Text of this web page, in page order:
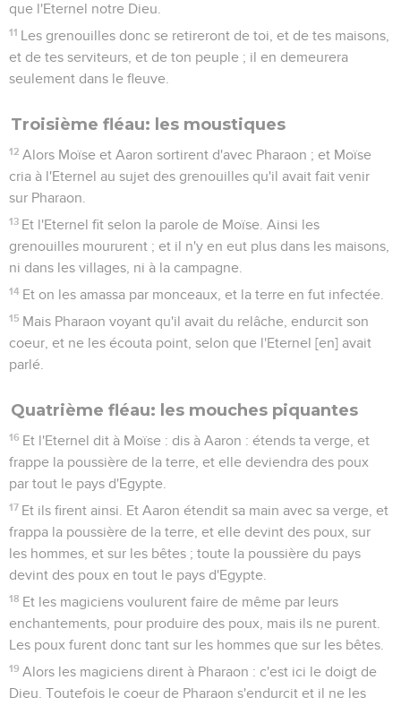
que l'Eternel notre Dieu.
11 Les grenouilles donc se retireront de toi, et de tes maisons,
et de tes serviteurs, et de ton peuple ; il en demeurera
seulement dans le fleuve.
Troisième fléau: les moustiques
12 Alors Moïse et Aaron sortirent d'avec Pharaon ; et Moïse
cria à l'Eternel au sujet des grenouilles qu'il avait fait venir
sur Pharaon.
13 Et l'Eternel fit selon la parole de Moïse. Ainsi les
grenouilles moururent ; et il n'y en eut plus dans les maisons,
ni dans les villages, ni à la campagne.
14 Et on les amassa par monceaux, et la terre en fut infectée.
15 Mais Pharaon voyant qu'il avait du relâche, endurcit son
coeur, et ne les écouta point, selon que l'Eternel [en] avait
parlé.
Quatrième fléau: les mouches piquantes
16 Et l'Eternel dit à Moïse : dis à Aaron : étends ta verge, et
frappe la poussière de la terre, et elle deviendra des poux
par tout le pays d'Egypte.
17 Et ils firent ainsi. Et Aaron étendit sa main avec sa verge, et
frappa la poussière de la terre, et elle devint des poux, sur
les hommes, et sur les bêtes ; toute la poussière du pays
devint des poux en tout le pays d'Egypte.
18 Et les magiciens voulurent faire de même par leurs
enchantements, pour produire des poux, mais ils ne purent.
Les poux furent donc tant sur les hommes que sur les bêtes.
19 Alors les magiciens dirent à Pharaon : c'est ici le doigt de
Dieu. Toutefois le coeur de Pharaon s'endurcit et il ne les